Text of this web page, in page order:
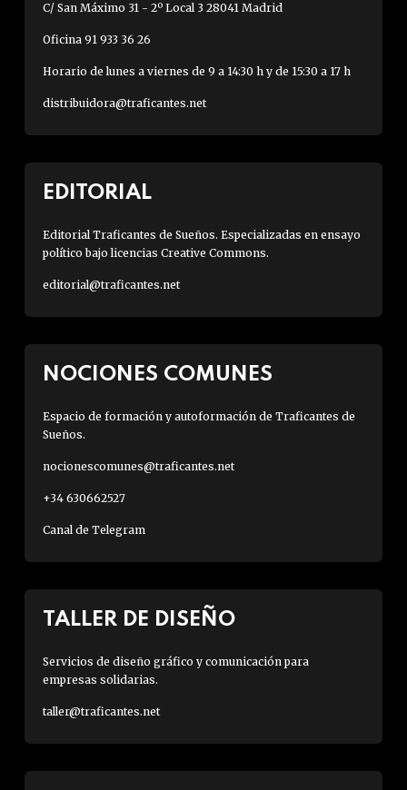
C/ San Máximo 31 - 2º Local 3 28041 Madrid
Oficina 91 933 36 26
Horario de lunes a viernes de 9 a 14:30 h y de 15:30 a 17 h
distribuidora@traficantes.net
EDITORIAL
Editorial Traficantes de Sueños. Especializadas en ensayo
político bajo licencias Creative Commons.
editorial@traficantes.net
NOCIONES COMUNES
Espacio de formación y autoformación de Traficantes de
Sueños.
nocionescomunes@traficantes.net
+34 630662527
Canal de Telegram
TALLER DE DISEÑO
Servicios de diseño gráfico y comunicación para
empresas solidarias.
taller@traficantes.net